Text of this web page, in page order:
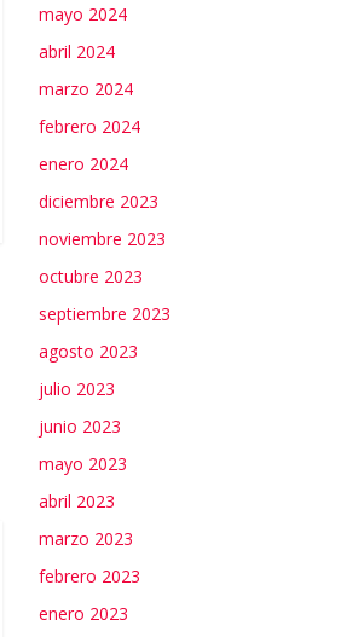
mayo 2024
abril 2024
marzo 2024
febrero 2024
enero 2024
diciembre 2023
noviembre 2023
octubre 2023
septiembre 2023
agosto 2023
julio 2023
junio 2023
mayo 2023
abril 2023
marzo 2023
febrero 2023
enero 2023